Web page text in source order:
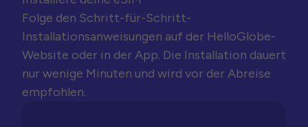
Folge den Schritt-für-Schritt-
Installationsanweisungen auf der HelloGlobe-
Website oder in der App. Die Installation dauert
nur wenige Minuten und wird vor der Abreise
empfohlen.